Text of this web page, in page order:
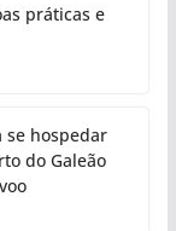
práticas e
se hospedar
do Galeão